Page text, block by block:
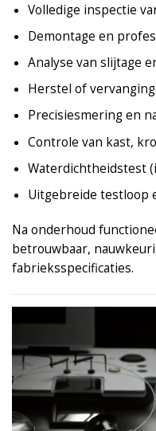
Volledige inspectie
Demontage en
Analyse van slijtage
Herstel of
Precisiesmering en
Controle van kast,
Waterdichtheidstest
Uitgebreide testloop
Na onderhoud
betrouwbaar,
fabrieksspecificaties.